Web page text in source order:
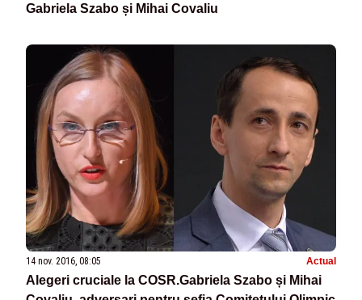
Gabriela Szabo și Mihai Covaliu
14 nov. 2016, 08:05 Actual
Alegeri cruciale la COSR.Gabriela Szabo și Mihai